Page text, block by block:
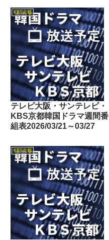
KBS京都
テレビ大阪・サンテレビ・
KBS京都韓国ドラマ週間番
組表2026/03/21～03/27
KBS京都